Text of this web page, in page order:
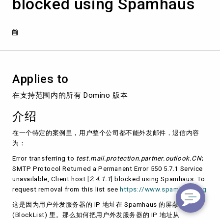
Permanent
Service
host
blocked
Spamhaus
blocked using Spamhaus
Applies to
在支持范围内的所有 Domino 版本
介绍
在一个特定的案例里，用户整个公司都不能外发邮件，退信内容
为：
Error transferring to test.mail.protection.partner.outlook.CN;
SMTP Protocol Returned a Permanent Error 550 5.7.1 Service
unavailable, Client host [ 2.4.1.1 ] blocked using Spamhaus. To
request removal from this list see https://www.spamhaus.org
这是因为用户外发服务器的 IP 地址在 Spamhaus 的 屏蔽列表
(BlockList) 里。那么如何把用户外发服务器的 IP 地址从